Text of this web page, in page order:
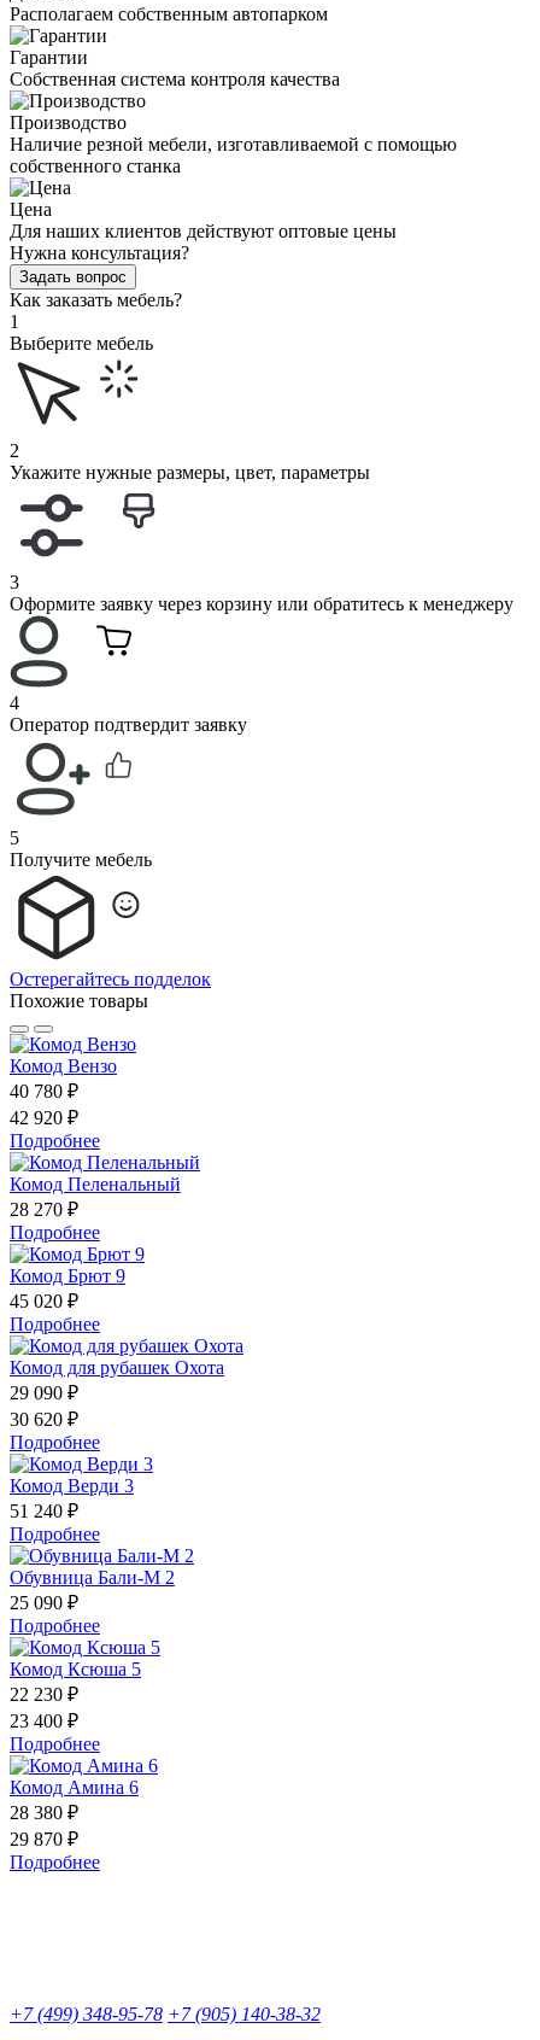
Располагаем собственным автопарком
Гарантии
Собственная система контроля качества
Производство
Наличие резной мебели, изготавливаемой с помощью
собственного станка
Цена
Для наших клиентов действуют оптовые цены
Нужна консультация?
Задать вопрос
Как заказать мебель?
1
Выберите мебель
2
Укажите нужные размеры, цвет, параметры
3
Оформите заявку через корзину или обратитесь к менеджеру
4
Оператор подтвердит заявку
5
Получите мебель
Остерегайтесь подделок
Похожие товары
Комод Вензо
40 780 ₽
42 920 ₽
Подробнее
Комод Пеленальный
28 270 ₽
Подробнее
Комод Брют 9
45 020 ₽
Подробнее
Комод для рубашек Охота
29 090 ₽
30 620 ₽
Подробнее
Комод Верди 3
51 240 ₽
Подробнее
Обувница Бали-М 2
25 090 ₽
Подробнее
Комод Ксюша 5
22 230 ₽
23 400 ₽
Подробнее
Комод Амина 6
28 380 ₽
29 870 ₽
Подробнее
+7 (499) 348-95-78 +7 (905) 140-38-32